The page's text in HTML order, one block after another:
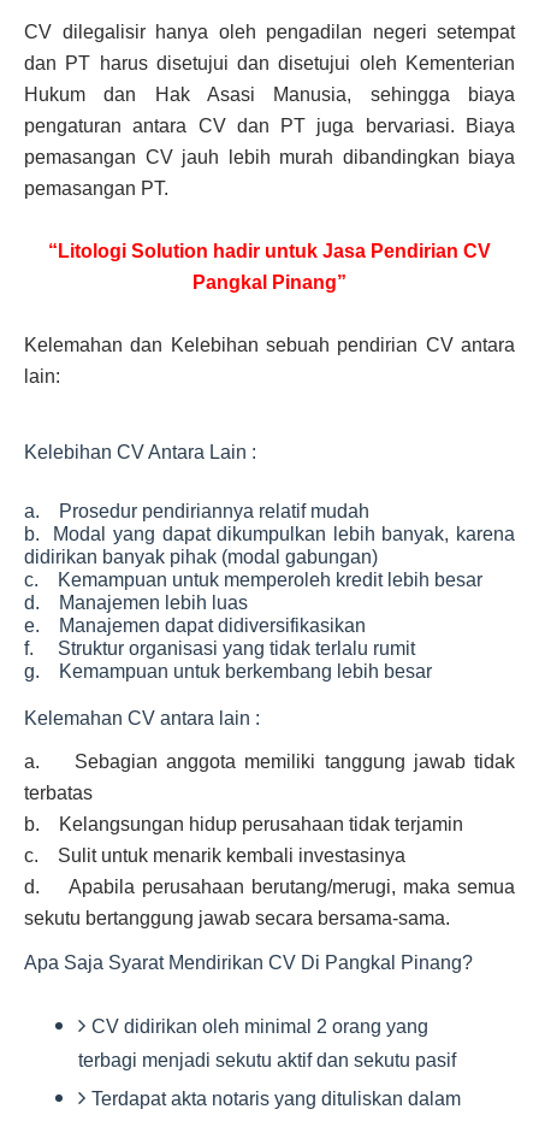
CV dilegalisir hanya oleh pengadilan negeri setempat
dan PT harus disetujui dan disetujui oleh Kementerian
Hukum dan Hak Asasi Manusia, sehingga biaya
pengaturan antara CV dan PT juga bervariasi. Biaya
pemasangan CV jauh lebih murah dibandingkan biaya
pemasangan PT.
“Litologi Solution hadir untuk Jasa Pendirian CV
Pangkal Pinang”
Kelemahan dan Kelebihan sebuah pendirian CV antara
lain:
Kelebihan CV Antara Lain :
a. Prosedur pendiriannya relatif mudah
b. Modal yang dapat dikumpulkan lebih banyak, karena
didirikan banyak pihak (modal gabungan)
c. Kemampuan untuk memperoleh kredit lebih besar
d. Manajemen lebih luas
e. Manajemen dapat didiversifikasikan
f. Struktur organisasi yang tidak terlalu rumit
g. Kemampuan untuk berkembang lebih besar
Kelemahan CV antara lain :
a. Sebagian anggota memiliki tanggung jawab tidak
terbatas
b. Kelangsungan hidup perusahaan tidak terjamin
c. Sulit untuk menarik kembali investasinya
d. Apabila perusahaan berutang/merugi, maka semua
sekutu bertanggung jawab secara bersama-sama.
Apa Saja Syarat Mendirikan CV Di Pangkal Pinang?
CV didirikan oleh minimal 2 orang yang
terbagi menjadi sekutu aktif dan sekutu pasif
Terdapat akta notaris yang dituliskan dalam